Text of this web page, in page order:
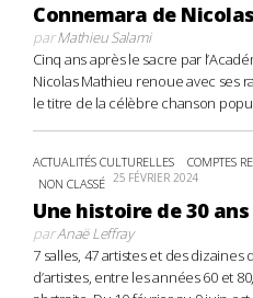
Connemara de
parMathieu Salami
Cinq ans après le sacre par
Nicolas Mathieu renoue avec ses
le titre de la célèbre chanson
ACTUALITÉS CULTURELLES COMPTES
NON CLASSÉ 25 FÉVRIER 2024
Une histoire de 30
parAnaë Leffray
7 salles, 47 artistes et des
d’artistes, entre les années 60 et